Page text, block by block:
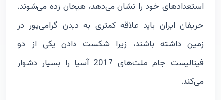
استعدادهای خود را نشان می‌دهد، هیجان زده می‌شوند.
حریفان ایران باید علاقه کمتری به دیدن گرامی‌پور در
زمین داشته باشند، زیرا شکست دادن یکی از دو
فینالیست‌ جام ملت‌های 2017 آسیا را بسیار دشوار
می‌کند.